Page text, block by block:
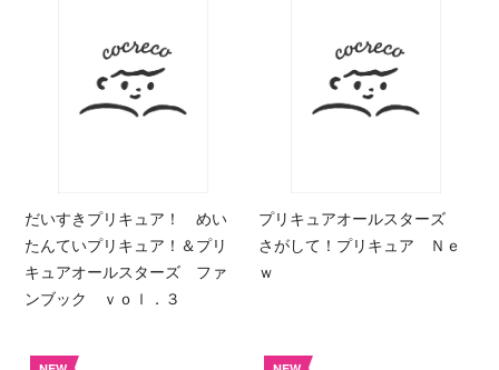
だいすきプリキュア！ めい
たんていプリキュア！＆プリ
キュアオールスターズ ファ
ンブック ｖｏｌ．３
プリキュアオールスターズ
さがして！プリキュア Ｎｅ
ｗ